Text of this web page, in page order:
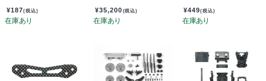
¥187(税込) ¥35,200 (税込) ¥449(税込)